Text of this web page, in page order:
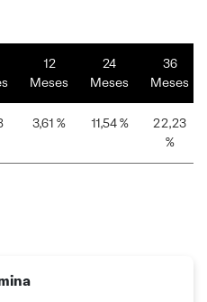
12
Meses
24
Meses
36
Meses
3,61 % 11,54 %
22,23
%